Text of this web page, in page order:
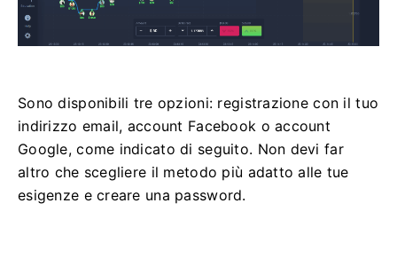
Sono disponibili tre opzioni: registrazione con il tuo
indirizzo email, account Facebook o account
Google, come indicato di seguito. Non devi far
altro che scegliere il metodo più adatto alle tue
esigenze e creare una password.